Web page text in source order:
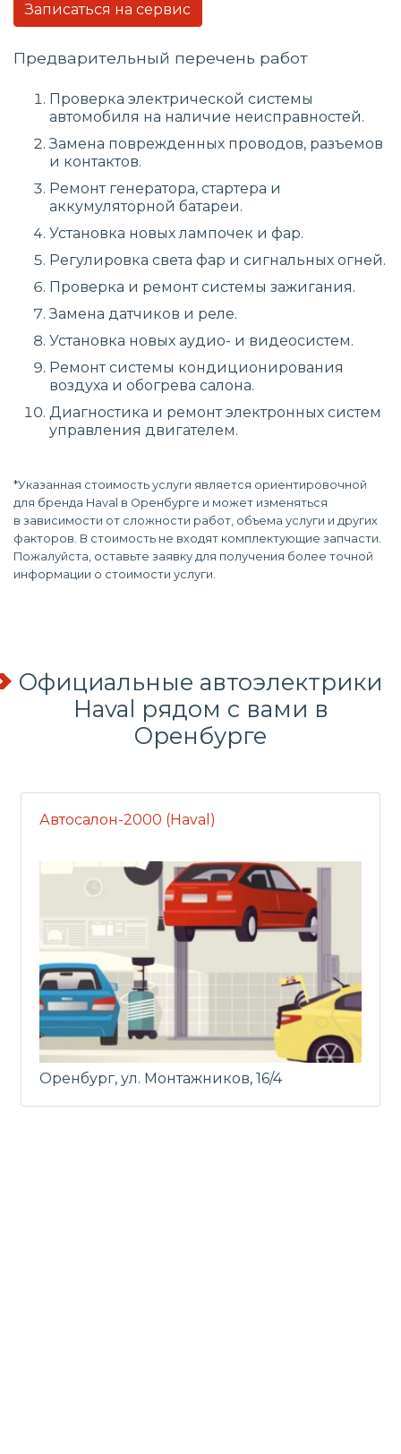
Записаться на сервис
Предварительный перечень работ
Проверка электрической системы
автомобиля на наличие неисправностей.
Замена поврежденных проводов, разъемов
и контактов.
Ремонт генератора, стартера и
аккумуляторной батареи.
Установка новых лампочек и фар.
Регулировка света фар и сигнальных огней.
Проверка и ремонт системы зажигания.
Замена датчиков и реле.
Установка новых аудио- и видеосистем.
Ремонт системы кондиционирования
воздуха и обогрева салона.
Диагностика и ремонт электронных систем
управления двигателем.
*Указанная стоимость услуги является ориентировочной
для бренда Haval в Оренбурге и может изменяться
в зависимости от сложности работ, объема услуги и других
факторов. В стоимость не входят комплектующие запчасти.
Пожалуйста, оставьте заявку для получения более точной
информации о стоимости услуги.
Официальные автоэлектрики
Haval рядом с вами в
Оренбурге
Автосалон-2000 (Haval)
Оренбург, ул. Монтажников, 16/4